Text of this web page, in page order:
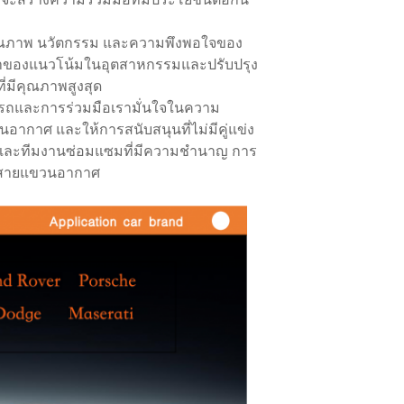
าพ นวัตกรรม และความพึงพอใจของ
องแนวโน้มในอุตสาหกรรมและปรับปรุง
มีคุณภาพสูงสุด
และการร่วมมือเรามั่นใจในความ
อากาศ และให้การสนับสนุนที่ไม่มีคู่แข่ง
ละทีมงานซ่อมแซมที่มีความชํานาญ การ
ยแขวนอากาศ